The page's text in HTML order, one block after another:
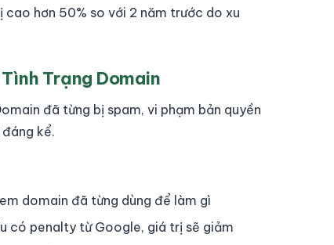
cao hơn 50% so với 2 năm trước do xu
Trạng Domain
đã từng bị spam, vi phạm bản quyền
kể.
domain đã từng dùng để làm gì
có penalty từ Google, giá trị sẽ giảm